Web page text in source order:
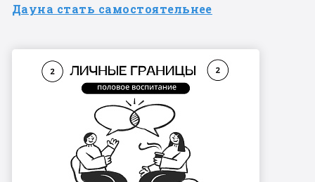
Дауна стать самостоятельнее